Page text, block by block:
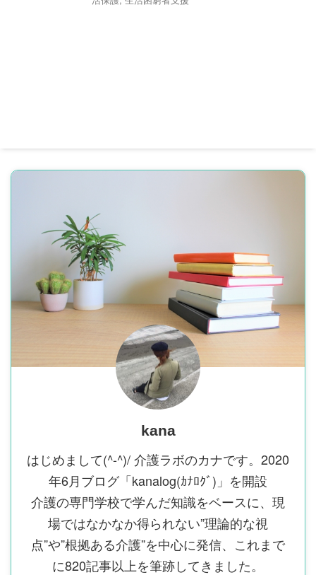
kana
はじめまして(^-^)/ 介護ラボのカナです。2020
年6月ブログ「kanalog(ｶﾅﾛｸﾞ)」を開設
介護の専門学校で学んだ知識をベースに、現
場ではなかなか得られない”理論的な視
点”や”根拠ある介護”を中心に発信、これまで
に820記事以上を筆跡してきました。